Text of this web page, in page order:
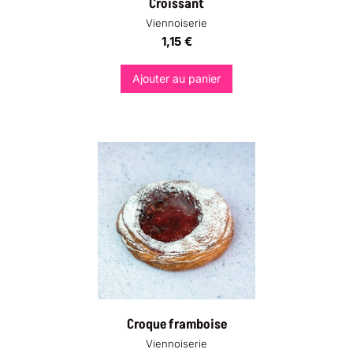
Croissant
Viennoiserie
1,15 €
Ajouter au panier
Croque framboise
Viennoiserie